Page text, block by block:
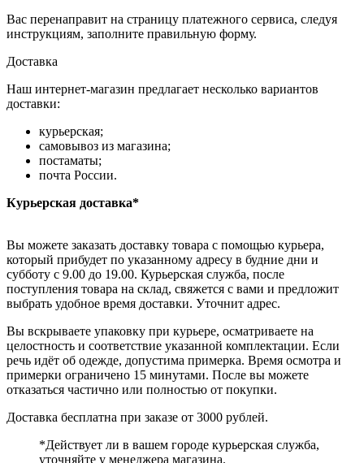
Вас перенаправит на страницу платежного сервиса, следуя
инструкциям, заполните правильную форму.
Доставка
Наш интернет-магазин предлагает несколько вариантов
доставки:
курьерская;
самовывоз из магазина;
постаматы;
почта России.
Курьерская доставка*
Вы можете заказать доставку товара с помощью курьера,
который прибудет по указанному адресу в будние дни и
субботу с 9.00 до 19.00. Курьерская служба, после
поступления товара на склад, свяжется с вами и предложит
выбрать удобное время доставки. Уточнит адрес.
Вы вскрываете упаковку при курьере, осматриваете на
целостность и соответствие указанной комплектации. Если
речь идёт об одежде, допустима примерка. Время осмотра и
примерки ограничено 15 минутами. После вы можете
отказаться частично или полностью от покупки.
Доставка бесплатна при заказе от 3000 рублей.
*Действует ли в вашем городе курьерская служба,
уточняйте у менеджера магазина.